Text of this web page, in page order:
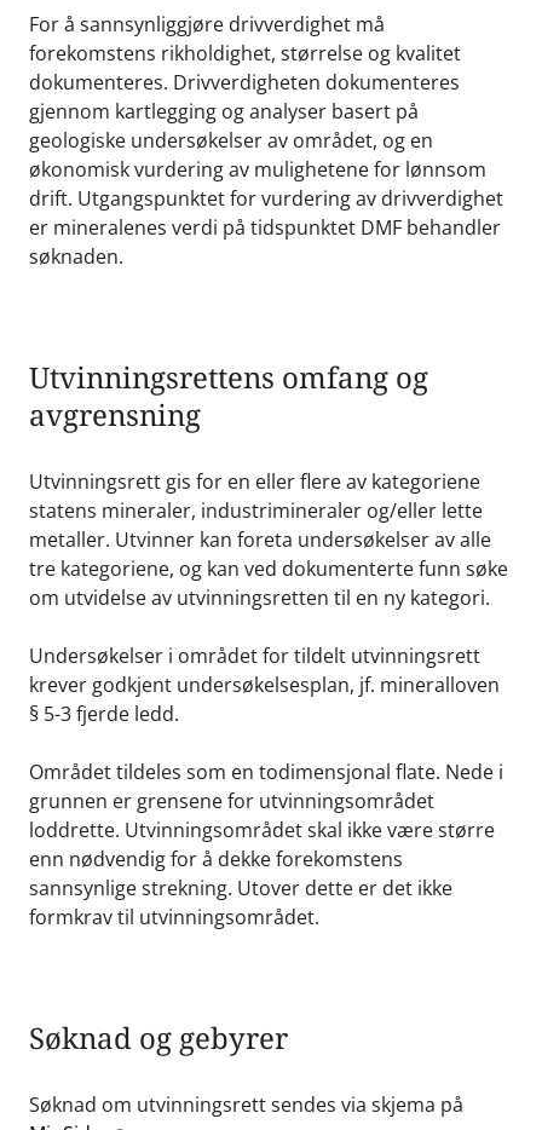
For å sannsynliggjøre drivverdighet må
forekomstens rikholdighet, størrelse og kvalitet
dokumenteres. Drivverdigheten dokumenteres
gjennom kartlegging og analyser basert på
geologiske undersøkelser av området, og en
økonomisk vurdering av mulighetene for lønnsom
drift. Utgangspunktet for vurdering av drivverdighet
er mineralenes verdi på tidspunktet DMF behandler
søknaden.
Utvinningsrettens omfang og
avgrensning
Utvinningsrett gis for en eller flere av kategoriene
statens mineraler, industrimineraler og/eller lette
metaller. Utvinner kan foreta undersøkelser av alle
tre kategoriene, og kan ved dokumenterte funn søke
om utvidelse av utvinningsretten til en ny kategori.
Undersøkelser i området for tildelt utvinningsrett
krever godkjent undersøkelsesplan, jf. mineralloven
§ 5-3 fjerde ledd.
Området tildeles som en todimensjonal flate. Nede i
grunnen er grensene for utvinningsområdet
loddrette. Utvinningsområdet skal ikke være større
enn nødvendig for å dekke forekomstens
sannsynlige strekning. Utover dette er det ikke
formkrav til utvinningsområdet.
Søknad og gebyrer
Søknad om utvinningsrett sendes via skjema på